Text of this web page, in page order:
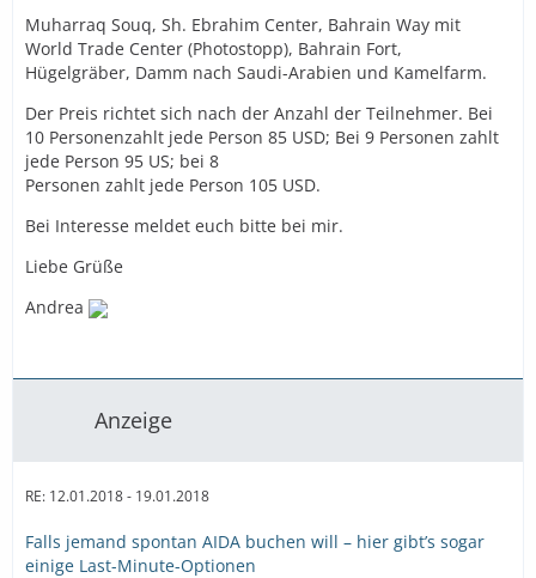
Muharraq Souq, Sh. Ebrahim Center, Bahrain Way mit
World Trade Center (Photostopp), Bahrain Fort,
Hügelgräber, Damm nach Saudi-Arabien und Kamelfarm.
Der Preis richtet sich nach der Anzahl der Teilnehmer. Bei
10 Personenzahlt jede Person 85 USD; Bei 9 Personen zahlt
jede Person 95 US; bei 8
Personen zahlt jede Person 105 USD.
Bei Interesse meldet euch bitte bei mir.
Liebe Grüße
Andrea
Anzeige
RE: 12.01.2018 - 19.01.2018
Falls jemand spontan AIDA buchen will – hier gibt’s sogar
einige Last-Minute-Optionen